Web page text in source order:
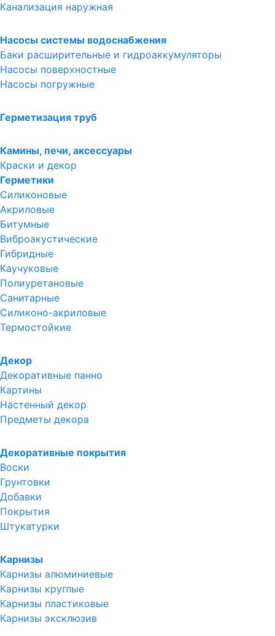
Канализация наружная
Насосы системы водоснабжения
Баки расширительные и гидроаккумуляторы
Насосы поверхностные
Насосы погружные
Герметизация труб
Камины, печи, аксессуары
Краски и декор
Герметики
Силиконовые
Акриловые
Битумные
Виброакустические
Гибридные
Каучуковые
Полиуретановые
Санитарные
Силиконо-акриловые
Термостойкие
Декор
Декоративные панно
Картины
Настенный декор
Предметы декора
Декоративные покрытия
Воски
Грунтовки
Добавки
Покрытия
Штукатурки
Карнизы
Карнизы алюминиевые
Карнизы круглые
Карнизы пластиковые
Карнизы эксклюзив